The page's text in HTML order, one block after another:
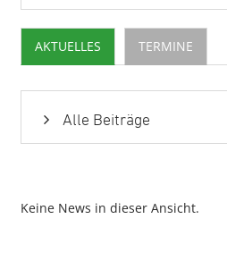
AKTUELLES TERMINE
Alle Beiträge
Keine News in dieser Ansicht.